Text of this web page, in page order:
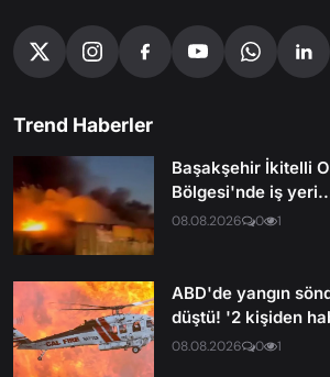
Trend Haberler
Başakşehir İkitelli
Bölgesi'nde iş
08.08.2026 0 1
ABD'de yangın
düştü! '2 kişiden
08.08.2026 0 1